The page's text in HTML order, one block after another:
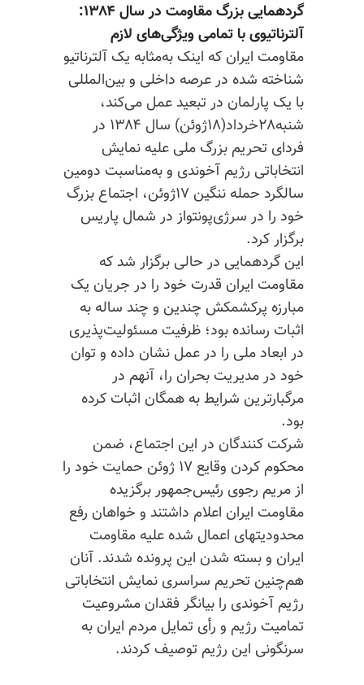
گردهمایی بزرگ مقاومت در سال ۱۳۸۴:
آلترناتیوی با تمامی ویژگی‌های لازم
مقاومت ایران که اینک به‌مثابه یک آلترناتیو
شناخته شده در عرصه داخلی و بین‌المللی
با یک پارلمان در تبعید عمل می‌کند،
شنبه۲۸خرداد(۱۸ژوئن) سال ۱۳۸۴ در
فردای تحریم بزرگ ملی علیه نمایش
انتخاباتی رژیم آخوندی و به‌مناسبت دومین
سالگرد حمله ننگین ۱۷ژوئن، اجتماع بزرگ
خود را در سرژی‌پونتواز در شمال پاریس
برگزار کرد.
این گردهمایی در حالی برگزار شد که
مقاومت ایران قدرت خود را در جریان یک
مبارزه پرکشمکش چندین و چند ساله به
اثبات رسانده بود؛ ظرفیت مسئولیت‌پذیری
در ابعاد ملی را در عمل نشان داده و توان
خود در مدیریت بحران را، آنهم در
مرگبارترین شرایط به همگان اثبات کرده
بود.
شرکت کنندگان در این اجتماع، ضمن
محکوم کردن وقایع ۱۷ ژوئن حمایت خود را
از مریم رجوی رئیس‌جمهور برگزیده
مقاومت ایران اعلام داشتند و خواهان رفع
محدودیتهای اعمال شده علیه مقاومت
ایران و بسته شدن این پرونده شدند. آنان
هم‌چنین تحریم سراسری نمایش انتخاباتی
رژیم آخوندی را بیانگر فقدان مشروعیت
تمامیت رژیم و رأی تمایل مردم ایران به
سرنگونی این رژیم توصیف کردند.